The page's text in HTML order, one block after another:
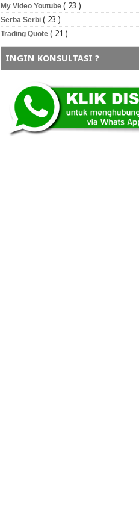
My Video Youtube ( 23 )
Serba Serbi ( 23 )
Trading Quote ( 21 )
INGIN KONSULTASI ?